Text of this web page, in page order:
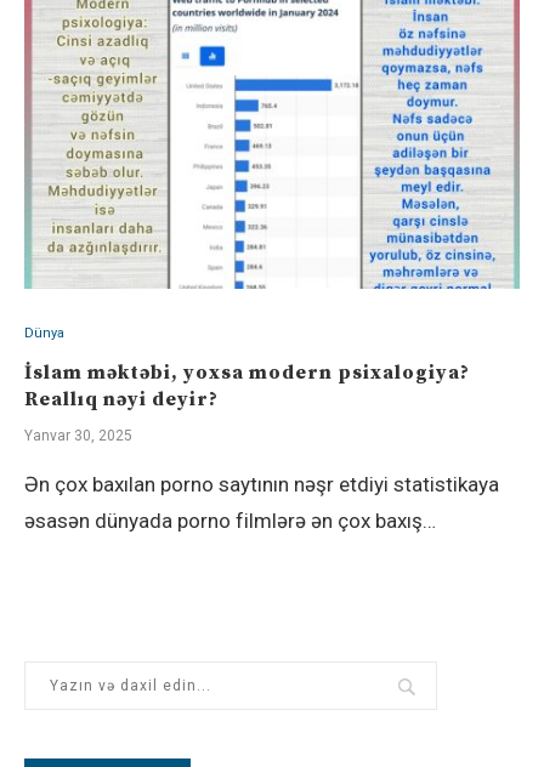
Dünya
İslam məktəbi, yoxsa modern psixalogiya?
Reallıq nəyi deyir?
Yanvar 30, 2025
Ən çox baxılan porno saytının nəşr etdiyi statistikaya
əsasən dünyada porno filmlərə ən çox baxış…